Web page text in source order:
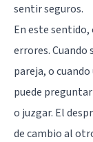
sentir seguros.
En este
errores. Cuando
pareja, o
puede
o juzgar. El
de cambio al